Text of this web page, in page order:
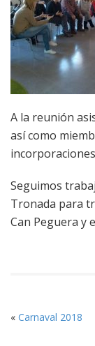
A la reunión
así como
Seguimos
Tronada para
Can Peguera y
« Carnaval 2018